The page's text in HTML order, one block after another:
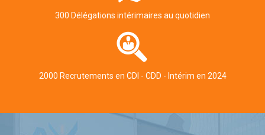
300 Délégations intérimaires au quotidien
2000 Recrutements en CDI - CDD - Intérim en 2024